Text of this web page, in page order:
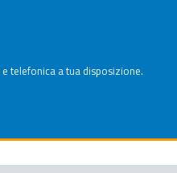
telefonica a tua disposizione.